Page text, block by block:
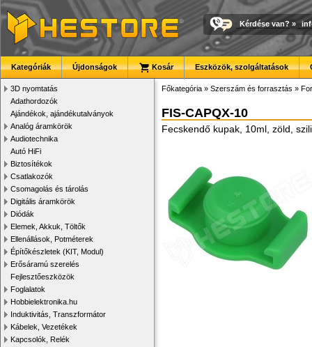
Kérdése van? »
Kategóriák Újdonságok Kosár Eszközök, szolgáltatások
3D nyomtatás
Adathordozók
Ajándékok, ajándékutalványok
Analóg áramkörök
Audiotechnika
Autó HiFi
Biztosítékok
Csatlakozók
Csomagolás és tárolás
Digitális áramkörök
Diódák
Elemek, Akkuk, Töltők
Ellenállások, Potméterek
Építőkészletek (KIT, Modul)
Erősáramú szerelés
Fejlesztőeszközök
Foglalatok
Hobbielektronika.hu
Induktivitás, Transzformátor
Kábelek, Vezetékek
Kapcsolók, Relék
Főkategória » Szerszám és forrasztás »
FIS-CAPQX-10
Fecskendő kupak, 10ml, zöld,